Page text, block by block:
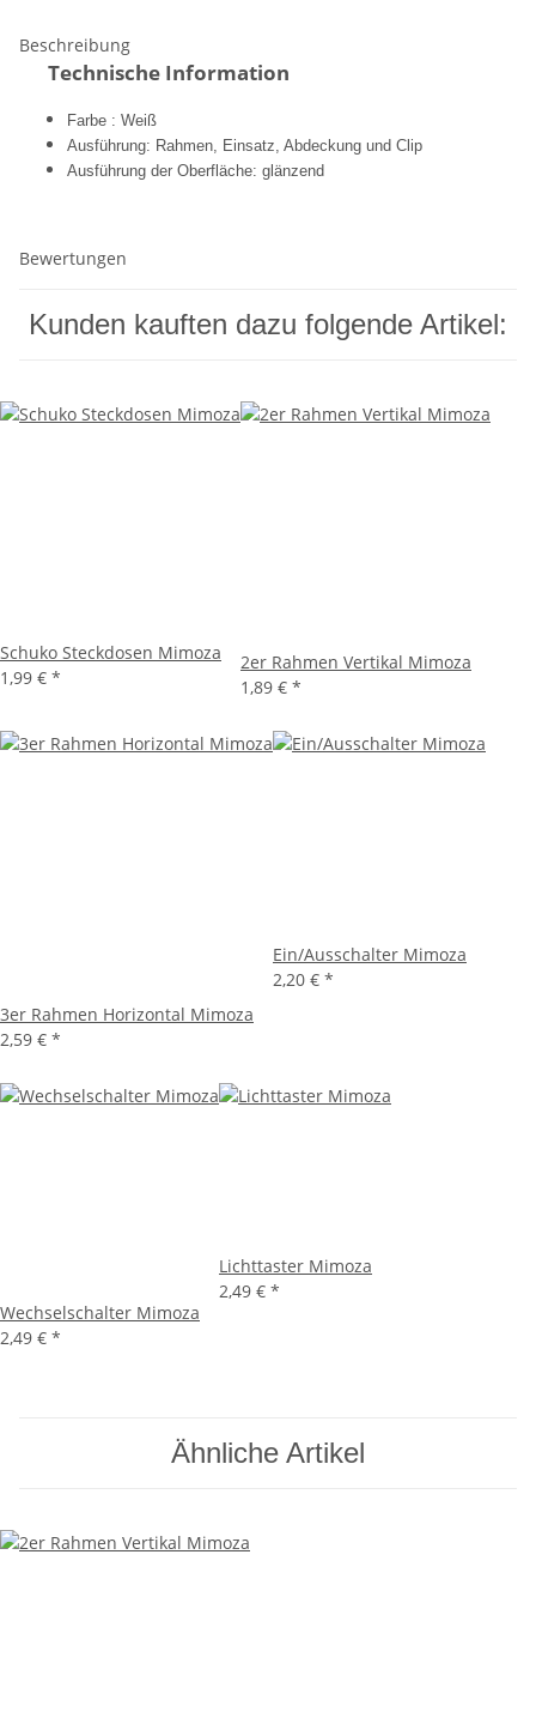
Beschreibung
Technische Information
Farbe : Weiß
Ausführung: Rahmen, Einsatz, Abdeckung und Clip
Ausführung der Oberfläche: glänzend
Bewertungen
Kunden kauften dazu folgende Artikel:
Schuko Steckdosen Mimoza
1,99 € *
2er Rahmen Vertikal Mimoza
1,89 € *
3er Rahmen Horizontal Mimoza
2,59 € *
Ein/Ausschalter Mimoza
2,20 € *
Wechselschalter Mimoza
2,49 € *
Lichttaster Mimoza
2,49 € *
Ähnliche Artikel